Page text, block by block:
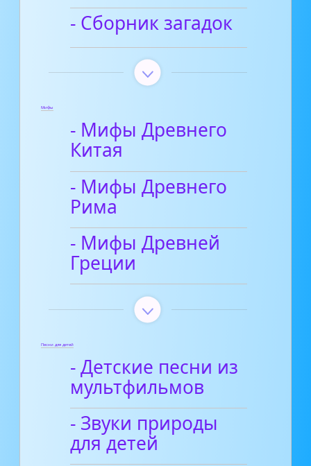
- Сборник загадок
Мифы
- Мифы Древнего
Китая
- Мифы Древнего
Рима
- Мифы Древней
Греции
Песни для детей
- Детские песни из
мультфильмов
- Звуки природы
для детей